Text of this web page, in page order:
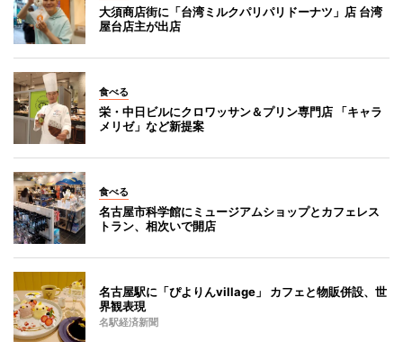
大須商店街に「台湾ミルクパリパリドーナツ」店 台湾
屋台店主が出店
食べる
栄・中日ビルにクロワッサン＆プリン専門店 「キャラ
メリゼ」など新提案
食べる
名古屋市科学館にミュージアムショップとカフェレス
トラン、相次いで開店
名古屋駅に「ぴよりんvillage」 カフェと物販併設、世
界観表現
名駅経済新聞